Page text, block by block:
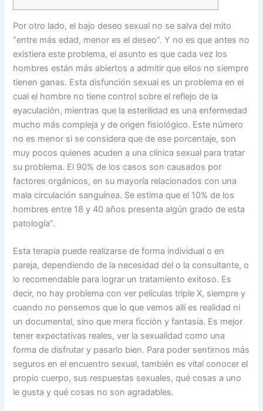
Por otro lado, el bajo deseo sexual no se salva del mito
“entre más edad, menor es el deseo”. Y no es que antes no
existiera este problema, el asunto es que cada vez los
hombres están más abiertos a admitir que ellos no siempre
tienen ganas. Esta disfunción sexual es un problema en el
cual el hombre no tiene control sobre el reflejo de la
eyaculación, mientras que la esterilidad es una enfermedad
mucho más compleja y de origen fisiológico. Este número
no es menor si se considera que de ese porcentaje, son
muy pocos quienes acuden a una clínica sexual para tratar
su problema. El 90% de los casos son causados por
factores orgánicos, en su mayoría relacionados con una
mala circulación sanguínea. Se estima que el 10% de los
hombres entre 18 y 40 años presenta algún grado de esta
patología”.
Esta terapia puede realizarse de forma individual o en
pareja, dependiendo de la necesidad del o la consultante, o
lo recomendable para lograr un tratamiento exitoso. Es
decir, no hay problema con ver películas triple X, siempre y
cuando no pensemos que lo que vemos allí es realidad ni
un documental, sino que mera ficción y fantasía. Es mejor
tener expectativas reales, ver la sexualidad como una
forma de disfrutar y pasarlo bien. Para poder sentirnos más
seguros en el encuentro sexual, también es vital conocer el
propio cuerpo, sus respuestas sexuales, qué cosas a uno
le gusta y qué cosas no son agradables.